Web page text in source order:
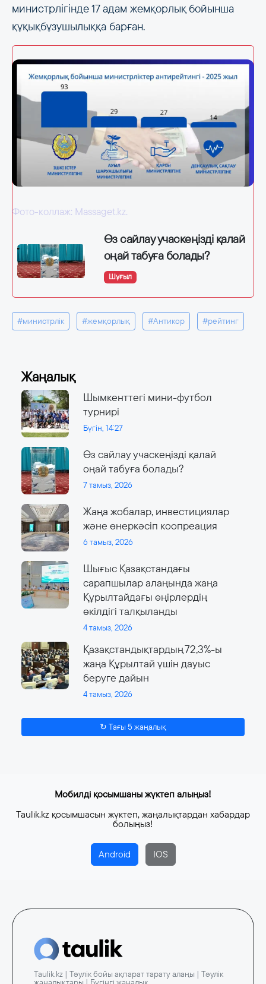
министрлігінде 17 адам жемқорлық бойынша
құқықбұзушылыққа барған.
Фото-коллаж: Massaget.kz.
Өз сайлау учаскеңізді қалай
оңай табуға болады?
Шұғыл
#министрлік #жемқорлық #Антикор #рейтинг
Жаңалық
Шымкенттегі мини-футбол
турнирі
Бүгін, 14:27
Өз сайлау учаскеңізді қалай
оңай табуға болады?
7 тамыз, 2026
Жаңа жобалар, инвестициялар
және өнеркәсіп коопреация
6 тамыз, 2026
Шығыс Қазақстандағы
сарапшылар алаңында жаңа
Құрылтайдағы өңірлердің
өкілдігі талқыланды
4 тамыз, 2026
Қазақстандықтардың 72,3%-ы
жаңа Құрылтай үшін дауыс
беруге дайын
4 тамыз, 2026
↻ Тағы 5 жаңалық
Мобилді қосымшаны жүктеп алыңыз!
Taulik.kz қосымшасын жүктеп, жаңалықтардан хабардар
болыңыз!
Android IOS
Taulik.kz | Тәулік бойы ақпарат тарату алаңы | Тәулік